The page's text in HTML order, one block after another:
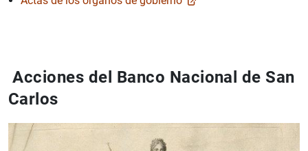
Acciones del Banco Nacional de San
Carlos